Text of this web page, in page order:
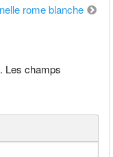
rome blanche
Les champs